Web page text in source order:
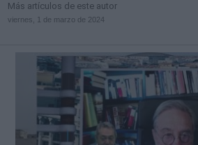
Más artículos de este autor
viernes, 1 de marzo de 2024